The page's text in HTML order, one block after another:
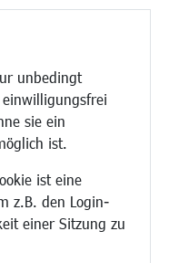
unbedingt
einwilligungsfrei
sie ein
ist.
ist eine
z.B. den Login-
einer Sitzung zu